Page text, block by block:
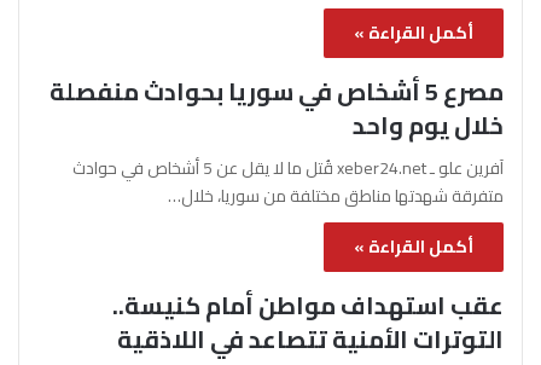
أكمل القراءة »
مصرع 5 أشخاص في سوريا بحوادث منفصلة
خلال يوم واحد
آفرين علو ـ xeber24.net قُتل ما لا يقل عن 5 أشخاص في حوادث
متفرقة شهدتها مناطق مختلفة من سوريا، خلال…
أكمل القراءة »
عقب استهداف مواطن أمام كنيسة..
التوترات الأمنية تتصاعد في اللاذقية